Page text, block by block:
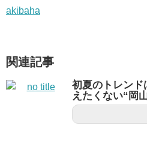
akibaha
関連記事
初夏のトレンド
えたくない“岡